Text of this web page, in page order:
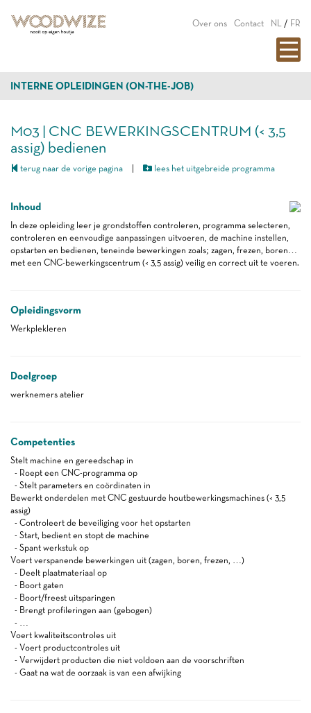
Over ons Contact NL / FR
INTERNE OPLEIDINGEN (ON-THE-JOB)
M03 | CNC BEWERKINGSCENTRUM (< 3,5
assig) bedienen
terug naar de vorige pagina lees het uitgebreide programma
Inhoud
In deze opleiding leer je grondstoffen controleren, programma selecteren,
controleren en eenvoudige aanpassingen uitvoeren, de machine instellen,
opstarten en bedienen, teneinde bewerkingen zoals; zagen, frezen, boren…
met een CNC-bewerkingscentrum (< 3,5 assig) veilig en correct uit te voeren.
Opleidingsvorm
Werkplekleren
Doelgroep
werknemers atelier
Competenties
Stelt machine en gereedschap in
- Roept een CNC-programma op
- Stelt parameters en coördinaten in
Bewerkt onderdelen met CNC gestuurde houtbewerkingsmachines (< 3,5
assig)
- Controleert de beveiliging voor het opstarten
- Start, bedient en stopt de machine
- Spant werkstuk op
Voert verspanende bewerkingen uit (zagen, boren, frezen, …)
- Deelt plaatmateriaal op
- Boort gaten
- Boort/freest uitsparingen
- Brengt profileringen aan (gebogen)
- …
Voert kwaliteitscontroles uit
- Voert productcontroles uit
- Verwijdert producten die niet voldoen aan de voorschriften
- Gaat na wat de oorzaak is van een afwijking